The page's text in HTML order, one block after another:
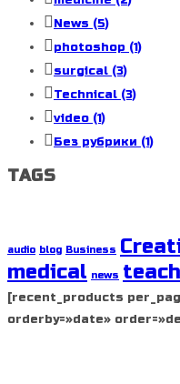
News (5)
photoshop (1)
surgical (3)
Technical (3)
video (1)
Без рубрики (1)
TAGS
audio blog Business
medical news
[recent_products
orderby=»date»